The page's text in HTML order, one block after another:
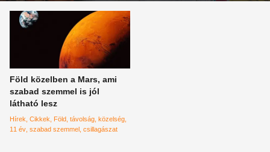
Föld közelben a Mars, ami
szabad szemmel is jól
látható lesz
Hírek Cikkek Föld távolság közelség
11 év szabad szemmel csillagászat